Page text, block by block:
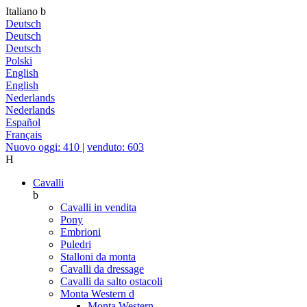
Italiano b
Deutsch
Deutsch
Deutsch
Polski
English
English
Nederlands
Nederlands
Español
Français
Nuovo oggi: 410 | venduto: 603
H
Cavalli
b
Cavalli in vendita
Pony
Embrioni
Puledri
Stalloni da monta
Cavalli da dressage
Cavalli da salto ostacoli
Monta Western d